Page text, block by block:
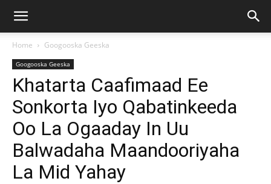
Home Googooska Geeska
Googooska Geeska
Khatarta Caafimaad Ee
Sonkorta Iyo Qabatinkeeda
Oo La Ogaaday In Uu
Balwadaha Maandooriyaha
La Mid Yahay